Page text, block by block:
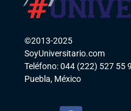
©2013-2025
SoyUniversitario.com
Teléfono: 044 (222) 527 55
Puebla, México